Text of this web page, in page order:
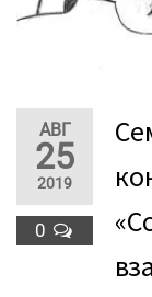
АВГ
25
2019
0